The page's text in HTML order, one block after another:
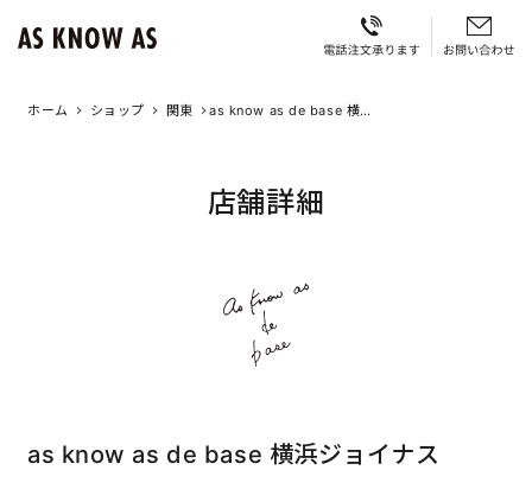
ホーム ショップ 関東
as know as de base 横浜
店舗詳細
as know as de base 横浜ジョイナス